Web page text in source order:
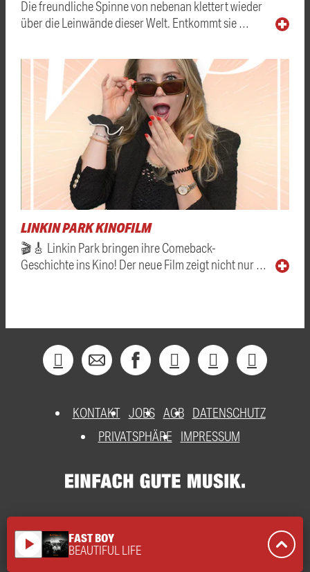
Die freundliche Spinne von nebenan klettert wieder
über die Leinwände dieser Welt. Entkommt sie …
LINKIN PARK KINOFILM
🎬🎸 Linkin Park bringen ihre Comeback-
Geschichte ins Kino! Der neue Film zeigt nicht nur …
KONTAKT JOBS AGB DATENSCHUTZ
PRIVATSPHÄRE
IMPRESSUM
play_arrow FAST BOY
BEAUTIFUL LIFE